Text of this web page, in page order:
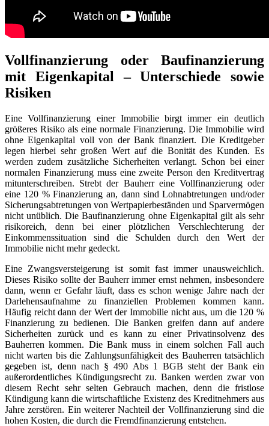
Vollfinanzierung oder Baufinanzierung
mit Eigenkapital – Unterschiede sowie
Risiken
Eine Vollfinanzierung einer Immobilie birgt immer ein deutlich
größeres Risiko als eine normale Finanzierung. Die Immobilie wird
ohne Eigenkapital voll von der Bank finanziert. Die Kreditgeber
legen hierbei sehr großen Wert auf die Bonität des Kunden. Es
werden zudem zusätzliche Sicherheiten verlangt. Schon bei einer
normalen Finanzierung muss eine zweite Person den Kreditvertrag
mitunterschreiben. Strebt der Bauherr eine Vollfinanzierung oder
eine 120 % Finanzierung an, dann sind Lohnabtretungen und/oder
Sicherungsabtretungen von Wertpapierbeständen und Sparvermögen
nicht unüblich. Die Baufinanzierung ohne Eigenkapital gilt als sehr
risikoreich, denn bei einer plötzlichen Verschlechterung der
Einkommenssituation sind die Schulden durch den Wert der
Immobilie nicht mehr gedeckt.
Eine Zwangsversteigerung ist somit fast immer unausweichlich.
Dieses Risiko sollte der Bauherr immer ernst nehmen, insbesondere
dann, wenn er Gefahr läuft, dass es schon wenige Jahre nach der
Darlehensaufnahme zu finanziellen Problemen kommen kann.
Häufig reicht dann der Wert der Immobilie nicht aus, um die 120 %
Finanzierung zu bedienen. Die Banken greifen dann auf andere
Sicherheiten zurück und es kann zu einer Privatinsolvenz des
Bauherren kommen. Die Bank muss in einem solchen Fall auch
nicht warten bis die Zahlungsunfähigkeit des Bauherren tatsächlich
gegeben ist, denn nach § 490 Abs 1 BGB steht der Bank ein
außerordentliches Kündigungsrecht zu. Banken werden zwar von
diesem Recht sehr selten Gebrauch machen, denn die fristlose
Kündigung kann die wirtschaftliche Existenz des Kreditnehmers aus
Jahre zerstören. Ein weiterer Nachteil der Vollfinanzierung sind die
hohen Kosten, die durch die Fremdfinanzierung entstehen.